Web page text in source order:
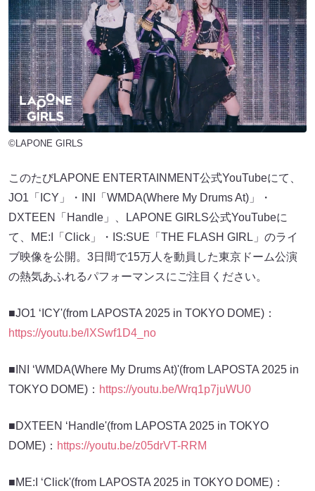
©LAPONE GIRLS
このたびLAPONE ENTERTAINMENT公式YouTubeにて、
JO1「ICY」・INI「WMDA(Where My Drums At)」・
DXTEEN「Handle」、LAPONE GIRLS公式YouTubeに
て、ME:I「Click」・IS:SUE「THE FLASH GIRL」のライ
ブ映像を公開。3日間で15万人を動員した東京ドーム公演
の熱気あふれるパフォーマンスにご注目ください。
■JO1 ‘ICY'(from LAPOSTA 2025 in TOKYO DOME)：
https://youtu.be/lXSwf1D4_no
■INI ‘WMDA(Where My Drums At)'(from LAPOSTA 2025 in
TOKYO DOME)： https://youtu.be/Wrq1p7juWU0
■DXTEEN ‘Handle'(from LAPOSTA 2025 in TOKYO
DOME)： https://youtu.be/z05drVT-RRM
■ME:I ‘Click'(from LAPOSTA 2025 in TOKYO DOME)：